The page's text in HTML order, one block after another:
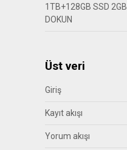
1TB+128GB SSD
DOKUN
Üst veri
Giriş
Kayıt akışı
Yorum akışı